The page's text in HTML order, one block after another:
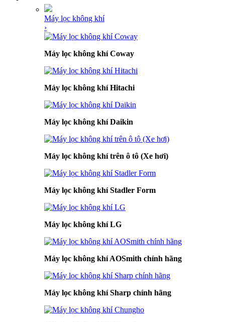
Máy lọc không khí
›
Máy lọc không khí Coway
Máy lọc không khí Hitachi
Máy lọc không khí Daikin
Máy lọc không khí trên ô tô (Xe hơi)
Máy lọc không khí Stadler Form
Máy lọc không khí LG
Máy lọc không khí AOSmith chính hãng
Máy lọc không khí Sharp chính hãng